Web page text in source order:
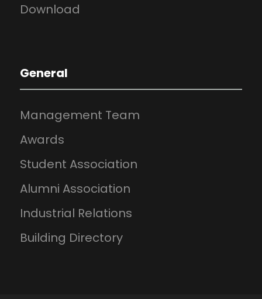
Download
General
Management Team
Awards
Student Association
Alumni Association
Industrial Relations
Building Directory